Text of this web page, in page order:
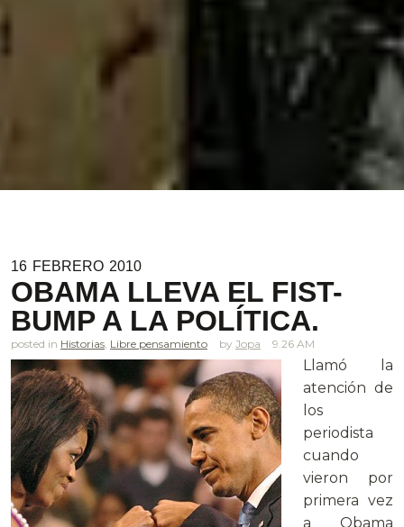
16 FEBRERO 2010
OBAMA LLEVA EL FIST-
BUMP A LA POLÍTICA.
posted in Historias Libre pensamiento Jopa 9.26 AM
Llamó la
atención de
los
periodista
cuando
vieron por
primera vez
a Obama